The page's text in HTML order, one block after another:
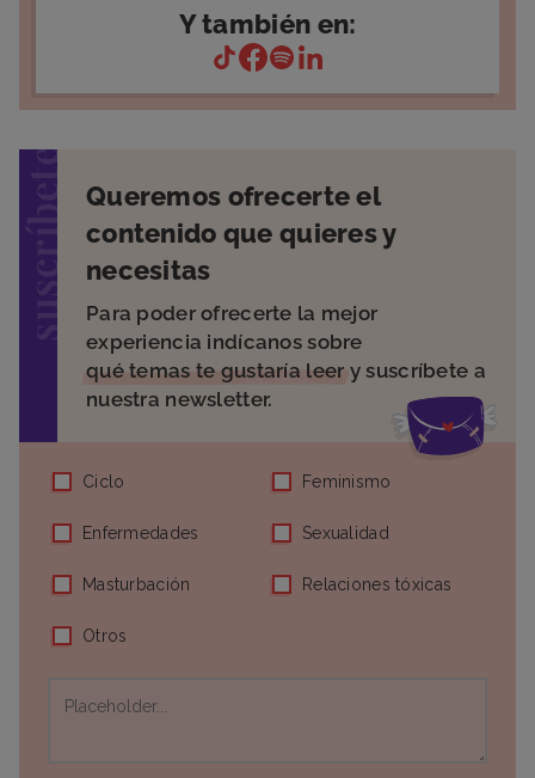
Y también en:
Queremos ofrecerte el
contenido que quieres y
necesitas
Para poder ofrecerte la mejor
experiencia indícanos sobre
qué temas te gustaría leer y suscríbete a
nuestra newsletter.
Ciclo Feminismo
Enfermedades Sexualidad
Masturbación Relaciones tóxicas
Otros